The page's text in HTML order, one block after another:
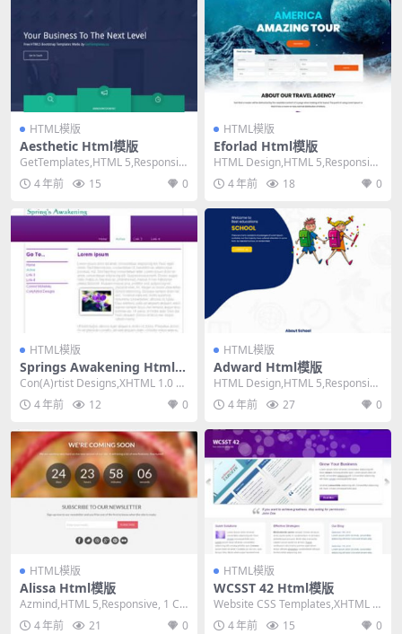
HTML模版
Aesthetic Html模版
GetTemplates,HTML 5,Responsiv
e, 4 Column...
4 年前 15 0
HTML模版
Eforlad Html模版
HTML Design,HTML 5,Responsiv
e, 4 Columns...
4 年前 18 0
HTML模版
Springs Awakening Html模
版
Con(A)rtist Designs,XHTML 1.0 Tr
ansition...
4 年前 12 0
HTML模版
Adward Html模版
HTML Design,HTML 5,Responsiv
e, 4 Columns...
4 年前 27 0
HTML模版
Alissa Html模版
Azmind,HTML 5,Responsive, 1 Col
umn,Dark ...
4 年前 21 0
HTML模版
WCSST 42 Html模版
Website CSS Templates,XHTML 1.
0 Transiti...
4 年前 15 0